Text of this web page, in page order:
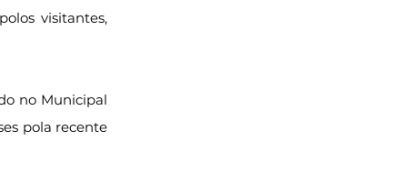
visitantes,
no Municipal
pola recente